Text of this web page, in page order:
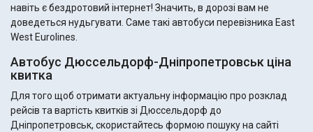
навіть є бездротовий інтернет! Значить, в дорозі вам не
доведеться нудьгувати. Саме такі автобуси перевізника East
West Eurolines.
Автобус Дюссельдорф-Дніпропетровськ ціна
квитка
Для того щоб отримати актуальну інформацію про розклад
рейсів та вартість квитків зі Дюссельдорф до
Дніпропетровськ, скористайтесь формою пошуку на сайті